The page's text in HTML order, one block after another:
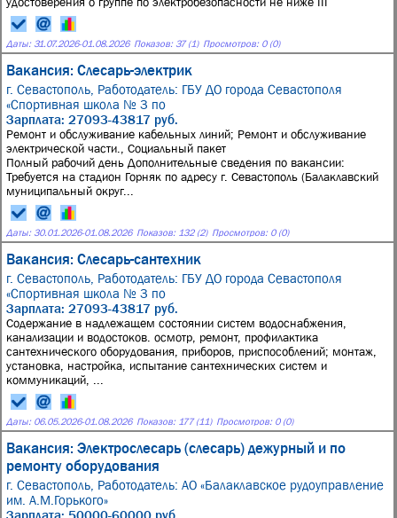
Даты: 31.07.2026-01.08.2026 Показов: 37 (1) Просмотров: 0 (0)
Вакансия: Слесарь-электрик
г. Севастополь, Работодатель: ГБУ ДО города Севастополя
«Спортивная школа № 3 по
Зарплата: 27093-43817 руб.
Ремонт и обслуживание кабельных линий; Ремонт и обслуживание
электрической части., Социальный пакет
Полный рабочий день Дополнительные сведения по вакансии:
Требуется на стадион Горняк по адресу г. Севастополь (Балаклавский
муниципальный округ...
Даты: 30.01.2026-01.08.2026 Показов: 132 (2) Просмотров: 0 (0)
Вакансия: Слесарь-сантехник
г. Севастополь, Работодатель: ГБУ ДО города Севастополя
«Спортивная школа № 3 по
Зарплата: 27093-43817 руб.
Содержание в надлежащем состоянии систем водоснабжения,
канализации и водостоков. осмотр, ремонт, профилактика
сантехнического оборудования, приборов, приспособлений; монтаж,
установка, настройка, испытание сантехнических систем и
коммуникаций, ...
Даты: 06.05.2026-01.08.2026 Показов: 177 (11) Просмотров: 0 (0)
Вакансия: Электрослесарь (слесарь) дежурный и по
ремонту оборудования
г. Севастополь, Работодатель: АО «Балаклавское рудоуправление
им. А.М.Горького»
Зарплата: 50000-60000 руб.